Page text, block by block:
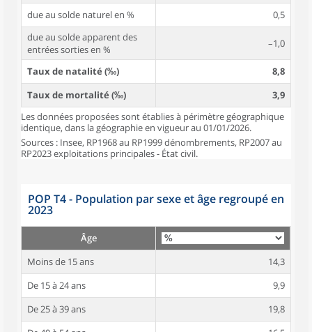
due au solde naturel en %
0,5
due au solde apparent des
entrées sorties en %
–1,0
Taux de natalité (‰)
8,8
Taux de mortalité (‰)
3,9
Les données proposées sont établies à périmètre géographique
identique, dans la géographie en vigueur au 01/01/2026.
Sources : Insee, RP1968 au RP1999 dénombrements, RP2007 au
RP2023 exploitations principales - État civil.
POP T4 - Population par sexe et âge regroupé en
2023
Âge
Moins de 15 ans
14,3
De 15 à 24 ans
9,9
De 25 à 39 ans
19,8